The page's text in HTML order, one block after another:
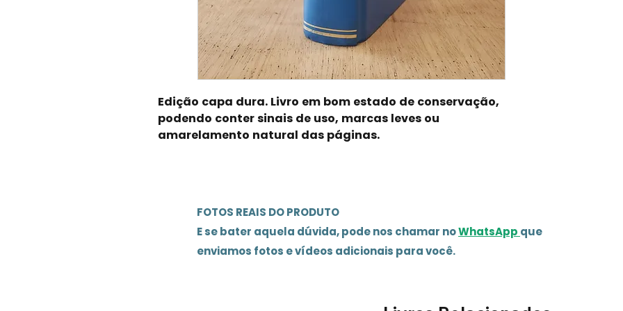
Edição capa dura. Livro em bom estado de conservação,
podendo conter sinais de uso, marcas leves ou
amarelamento natural das páginas.
FOTOS REAIS DO PRODUTO
E se bater aquela dúvida, pode nos chamar noWhatsApp que
enviamos fotos e vídeos adicionais para você.